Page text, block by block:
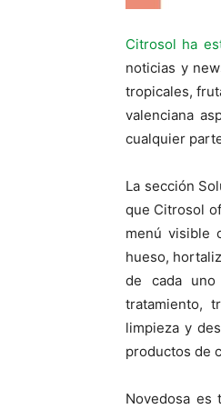
Citrosol ha
noticias y
tropicales,
valenciana
cualquier
La sección
que Citrosol
menú visible
hueso,
de cada
tratamiento,
limpieza y
productos de
Novedosa es